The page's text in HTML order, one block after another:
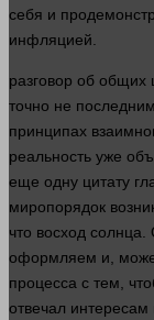
себя и
инфляцией.
разговор об общих
точно не
принципах
реальность уже
еще одну цитату
миропорядок
что восход солнца.
оформляем и,
процесса с тем,
отвечал